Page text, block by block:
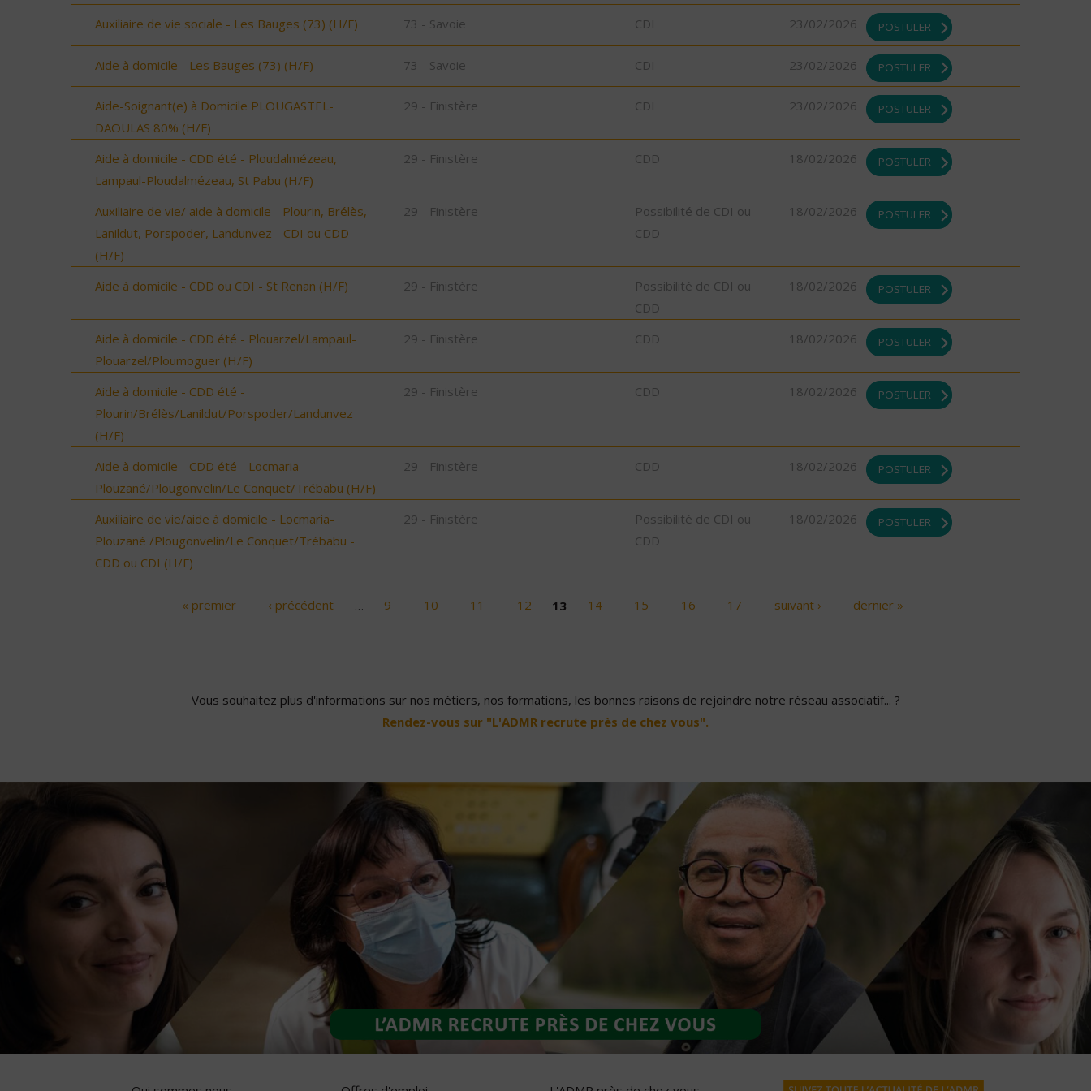
Auxiliaire de vie sociale - Les Bauges (73) (H/F) 73 - Savoie CDI 23/02/2026 POSTULER
Aide à domicile - Les Bauges (73) (H/F) 73 - Savoie CDI 23/02/2026 POSTULER
Aide-Soignant(e) à Domicile PLOUGASTEL-
DAOULAS 80% (H/F)
29 - Finistère CDI 23/02/2026 POSTULER
Aide à domicile - CDD été - Ploudalmézeau,
Lampaul-Ploudalmézeau, St Pabu (H/F)
29 - Finistère CDD 18/02/2026 POSTULER
Auxiliaire de vie/ aide à domicile - Plourin, Brélès,
Lanildut, Porspoder, Landunvez - CDI ou CDD
(H/F)
29 - Finistère
Possibilité de CDI ou
CDD
18/02/2026 POSTULER
Aide à domicile - CDD ou CDI - St Renan (H/F) 29 - Finistère
Possibilité de CDI ou
CDD
18/02/2026 POSTULER
Aide à domicile - CDD été - Plouarzel/Lampaul-
Plouarzel/Ploumoguer (H/F)
29 - Finistère CDD 18/02/2026 POSTULER
Aide à domicile - CDD été -
Plourin/Brélès/Lanildut/Porspoder/Landunvez
(H/F)
29 - Finistère CDD 18/02/2026 POSTULER
Aide à domicile - CDD été - Locmaria-
Plouzané/Plougonvelin/Le Conquet/Trébabu (H/F)
29 - Finistère CDD 18/02/2026 POSTULER
Auxiliaire de vie/aide à domicile - Locmaria-
Plouzané /Plougonvelin/Le Conquet/Trébabu -
CDD ou CDI (H/F)
29 - Finistère
Possibilité de CDI ou
CDD
18/02/2026 POSTULER
« premier ‹ précédent … 9 10 11 12 13 14 15 16 17 suivant › dernier »
Vous souhaitez plus d'informations sur nos métiers, nos formations, les bonnes raisons de rejoindre notre réseau associatif... ?
Rendez-vous sur "L'ADMR recrute près de chez vous".